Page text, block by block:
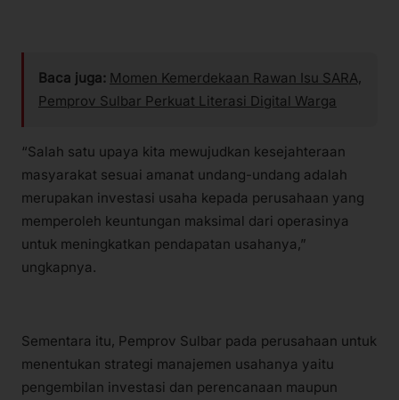
Baca juga: Momen Kemerdekaan Rawan Isu SARA,
Pemprov Sulbar Perkuat Literasi Digital Warga
“Salah satu upaya kita mewujudkan kesejahteraan
masyarakat sesuai amanat undang-undang adalah
merupakan investasi usaha kepada perusahaan yang
memperoleh keuntungan maksimal dari operasinya
untuk meningkatkan pendapatan usahanya,”
ungkapnya.
Sementara itu, Pemprov Sulbar pada perusahaan untuk
menentukan strategi manajemen usahanya yaitu
pengembilan investasi dan perencanaan maupun